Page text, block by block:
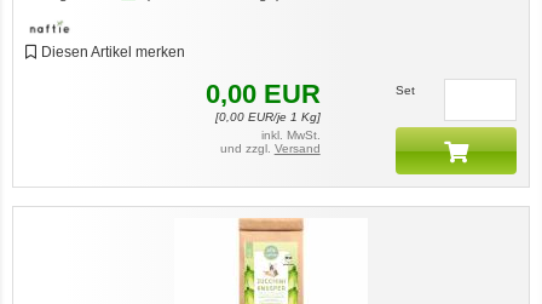
Diesen Artikel merken
0,00 EUR
[0,00EUR/je 1 Kg]
inkl. MwSt.
und zzgl. Versand
Set